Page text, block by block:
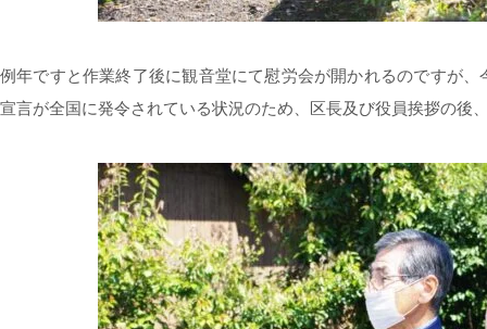
例年ですと作業終了後に観音堂にて慰労会が開かれるのですが
宣言が全国に発令されている状況のため、区長及び役員挨拶の後